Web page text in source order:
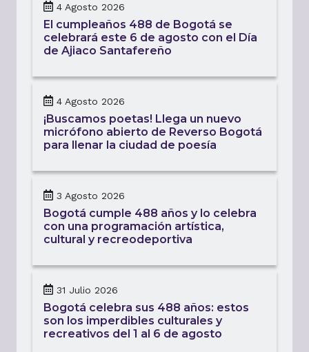
4 Agosto 2026
El cumpleaños 488 de Bogotá se
celebrará este 6 de agosto con el Día
de Ajiaco Santafereño
4 Agosto 2026
¡Buscamos poetas! Llega un nuevo
micrófono abierto de Reverso Bogotá
para llenar la ciudad de poesía
3 Agosto 2026
Bogotá cumple 488 años y lo celebra
con una programación artística,
cultural y recreodeportiva
31 Julio 2026
Bogotá celebra sus 488 años: estos
son los imperdibles culturales y
recreativos del 1 al 6 de agosto